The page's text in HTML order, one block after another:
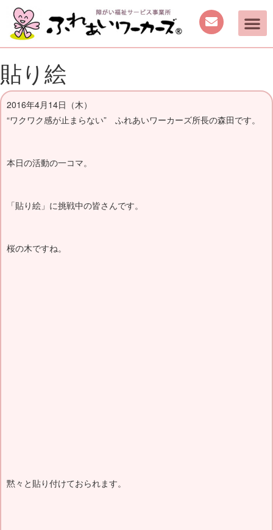
貼り絵
2016年4月14日（木）
“ワクワク感が止まらない” ふれあいワーカーズ所長の森田です。
本日の活動の一コマ。
「貼り絵」に挑戦中の皆さんです。
桜の木ですね。
黙々と貼り付けておられます。